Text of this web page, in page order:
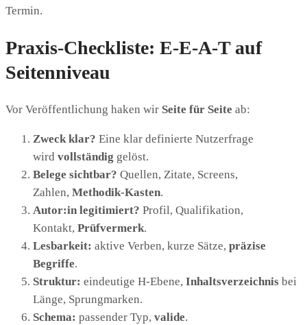
Termin.
Praxis-Checkliste: E-E-A-T auf
Seitenniveau
Vor Veröffentlichung haken wir Seite für Seite ab:
Zweck klar? Eine klar definierte Nutzerfrage
wird vollständig gelöst.
Belege sichtbar? Quellen, Zitate, Screens,
Zahlen, Methodik-Kasten.
Autor:in legitimiert? Profil, Qualifikation,
Kontakt, Prüfvermerk.
Lesbarkeit: aktive Verben, kurze Sätze, präzise
Begriffe.
Struktur: eindeutige H-Ebene, Inhaltsverzeichnis bei
Länge, Sprungmarken.
Schema: passender Typ, valide.